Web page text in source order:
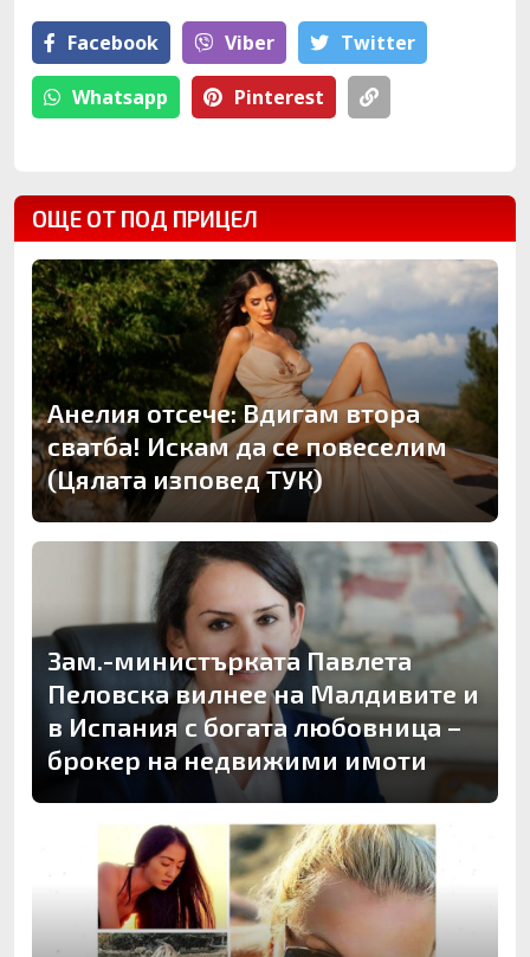
Facebook Viber Тwitter
Whatsapp Pinterest
ОЩЕ ОТ ПОД ПРИЦЕЛ
Анелия отсече: Вдигам втора
сватба! Искам да се повеселим
(Цялата изповед ТУК)
Зам.-министърката Павлета
Пеловска вилнее на Малдивите и
в Испания с богата любовница –
брокер на недвижими имоти